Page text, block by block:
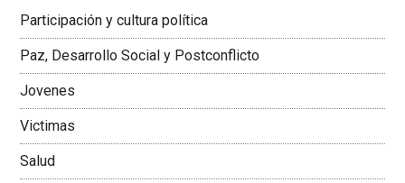
Colombiana
Participación y cultura política
Paz, Desarrollo Social y Postconflicto
Jovenes
Victimas
Salud